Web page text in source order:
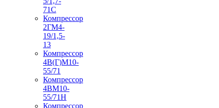
71С
Компрессор
2ГМ4-
19/1,5-
13
Компрессор
4В(Г)М10-
55/71
Компрессор
4ВМ10-
55/71Н
Компрессор